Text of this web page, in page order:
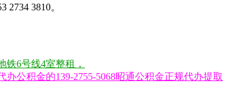
2734 3810。
铁6号线4室整租，
办公积金的139-2755-5068昭通公积金正规代办提取